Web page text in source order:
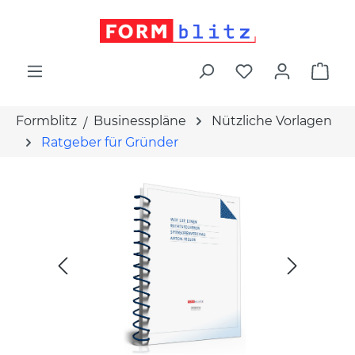
Formblitz Businesspläne
Nützliche Vorlagen
Ratgeber für Gründer